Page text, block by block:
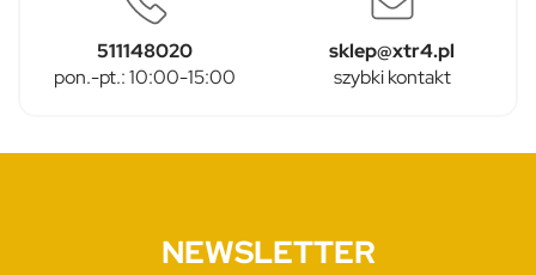
511148020
pon.-pt.: 10:00-15:00
sklep@xtr4.pl
szybki kontakt
NEWSLETTER